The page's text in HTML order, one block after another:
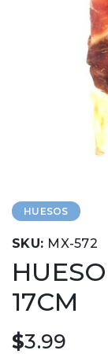
HUESOS
SKU: MX-572
17CM
$3.99